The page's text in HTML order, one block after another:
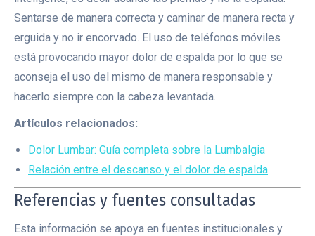
Sentarse de manera correcta y caminar de manera recta y
erguida y no ir encorvado. El uso de teléfonos móviles
está provocando mayor dolor de espalda por lo que se
aconseja el uso del mismo de manera responsable y
hacerlo siempre con la cabeza levantada.
Artículos relacionados:
Dolor Lumbar: Guía completa sobre la Lumbalgia
Relación entre el descanso y el dolor de espalda
Referencias y fuentes consultadas
Esta información se apoya en fuentes institucionales y